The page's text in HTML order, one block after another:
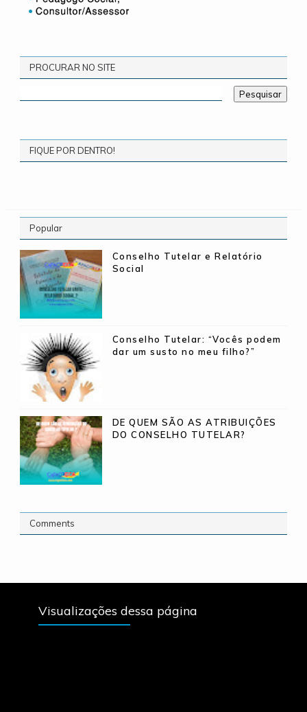
PROCURAR NO SITE
FIQUE POR DENTRO!
Popular
Conselho Tutelar e Relatório
Social
Conselho Tutelar: “Vocês podem
dar um susto no meu filho?”
DE QUEM SÃO AS ATRIBUIÇÕES
DO CONSELHO TUTELAR?
Comments
Visualizações dessa página